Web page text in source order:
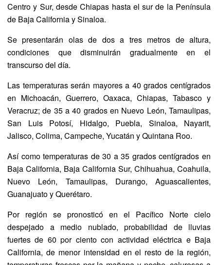
Centro y Sur, desde Chiapas hasta el sur de la Península
de Baja California y Sinaloa.
Se presentarán olas de dos a tres metros de altura,
condiciones que disminuirán gradualmente en el
transcurso del día.
Las temperaturas serán mayores a 40 grados centígrados
en Michoacán, Guerrero, Oaxaca, Chiapas, Tabasco y
Veracruz; de 35 a 40 grados en Nuevo León, Tamaulipas,
San Luis Potosí, Hidalgo, Puebla, Sinaloa, Nayarit,
Jalisco, Colima, Campeche, Yucatán y Quintana Roo.
Así como temperaturas de 30 a 35 grados centígrados en
Baja California, Baja California Sur, Chihuahua, Coahuila,
Nuevo León, Tamaulipas, Durango, Aguascalientes,
Guanajuato y Querétaro.
Por región se pronosticó en el Pacífico Norte cielo
despejado a medio nublado, probabilidad de lluvias
fuertes de 60 por ciento con actividad eléctrica e Baja
California, de menor intensidad en el resto de la región,